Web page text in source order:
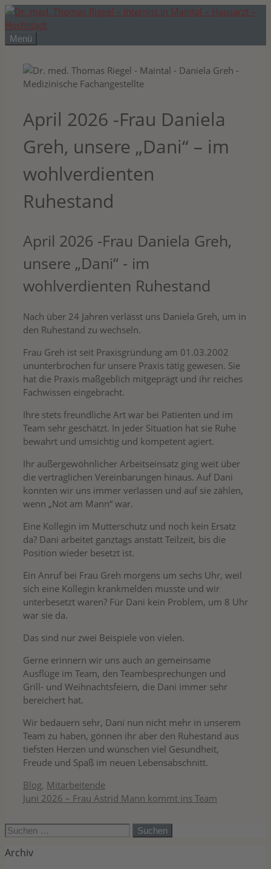
Zum
Inhalt
springen
Menü
April 2026 -Frau Daniela
Greh, unsere „Dani“ – im
wohlverdienten
Ruhestand
April 2026 -Frau Daniela Greh,
unsere „Dani“ - im
wohlverdienten Ruhestand
Nach über 24 Jahren verlässt uns Daniela Greh, um in
den Ruhestand zu wechseln.
Frau Greh ist seit Praxisgründung am 01.03.2002
ununterbrochen für unsere Praxis tätig gewesen. Sie
hat die Praxis maßgeblich mitgeprägt und ihr reiches
Fachwissen eingebracht.
Ihre stets freundliche Art war bei Patienten und im
Team sehr geschätzt. In jeder Situation hat sie Ruhe
bewahrt und umsichtig und kompetent agiert.
Ihr außergewöhnlicher Arbeitseinsatz ging weit über
die vertraglichen Vereinbarungen hinaus. Auf Dani
konnten wir uns immer verlassen und auf sie zählen,
wenn „Not am Mann“ war.
Eine Kollegin im Mutterschutz und noch kein Ersatz
da? Dani arbeitet ganztags anstatt Teilzeit, bis die
Position wieder besetzt ist.
Ein Anruf bei Frau Greh morgens um sechs Uhr, weil
sich eine Kollegin krankmelden musste und wir
unterbesetzt waren? Für Dani kein Problem, um 8 Uhr
war sie da.
Das sind nur zwei Beispiele von vielen.
Gerne erinnern wir uns auch an gemeinsame
Ausflüge im Team, den Teambesprechungen und
Grill- und Weihnachtsfeiern, die Dani immer sehr
bereichert hat.
Wir bedauern sehr, Dani nun nicht mehr in unserem
Team zu haben, gönnen ihr aber den Ruhestand aus
tiefsten Herzen und wünschen viel Gesundheit,
Freude und Spaß im neuen Lebensabschnitt.
Kategorien
Blog, Mitarbeitende
Juni 2026 – Frau Astrid Mann kommt ins Team
Suchen
Archiv